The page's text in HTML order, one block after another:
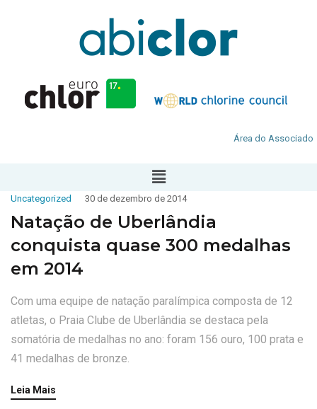
Área do Associado
Uncategorized 30 de dezembro de 2014
Natação de Uberlândia
conquista quase 300 medalhas
em 2014
Com uma equipe de natação paralímpica composta de 12
atletas, o Praia Clube de Uberlândia se destaca pela
somatória de medalhas no ano: foram 156 ouro, 100 prata e
41 medalhas de bronze.
Leia Mais